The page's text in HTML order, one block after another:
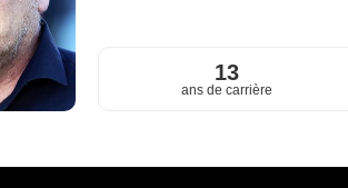
13
ans de carrière